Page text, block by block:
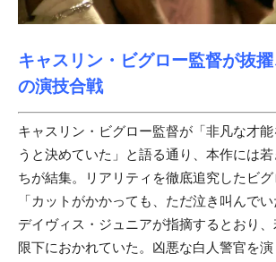
キャスリン・ビグロー監督が抜
の演技合戦
キャスリン・ビグロー監督が「非凡な才
うと決めていた」と語る通り、本作には
ちが結集。
リアリティを徹底追究したビ
「カットがかかっても、ただ泣き叫んで
デイヴィス・ジュニアが指摘するとおり
限下におかれていた。凶悪な白人警官を